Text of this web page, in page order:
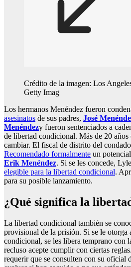
Crédito de la imagen: Los
Getty Imag
Los hermanos Menéndez fueron
asesinatos de sus padres, José
Menéndezy fueron sentenciados a
de libertad condicional. Más de 20 años
cambiar. El fiscal de distrito del
Recomendado formalmente un potencial
Erik Menéndez. Si se les concede,
elegible para la libertad condicional.
para su posible lanzamiento.
¿Qué significa la
La libertad condicional también se
provisional de la prisión. Si se le otorga
condicional, se les libera temprano con
recluso acepte cumplir con ciertas
requerir que se consulten con su oficial